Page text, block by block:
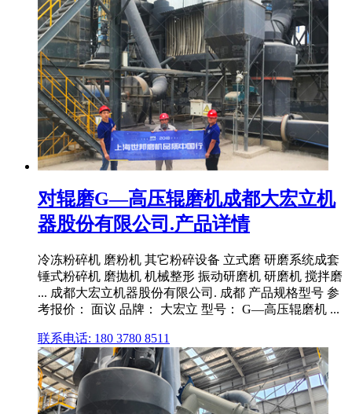
对辊磨G—高压辊磨机成都大宏立机
器股份有限公司.产品详情
冷冻粉碎机 磨粉机 其它粉碎设备 立式磨 研磨系统成套
锤式粉碎机 磨抛机 机械整形 振动研磨机 研磨机 搅拌磨
... 成都大宏立机器股份有限公司. 成都 产品规格型号 参
考报价： 面议 品牌： 大宏立 型号： G—高压辊磨机 ...
联系电话: 180 3780 8511